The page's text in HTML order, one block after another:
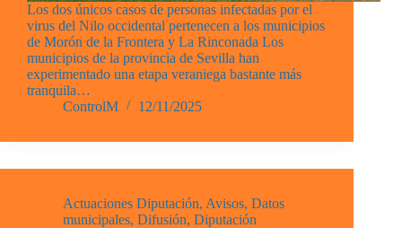
Los dos únicos casos de personas infectadas por el
virus del Nilo occidental pertenecen a los municipios
de Morón de la Frontera y La Rinconada Los
municipios de la provincia de Sevilla han
experimentado una etapa veraniega bastante más
tranquila…
ControlM
12/11/2025
Actuaciones Diputación, Avisos, Datos
municipales, Difusión, Diputación